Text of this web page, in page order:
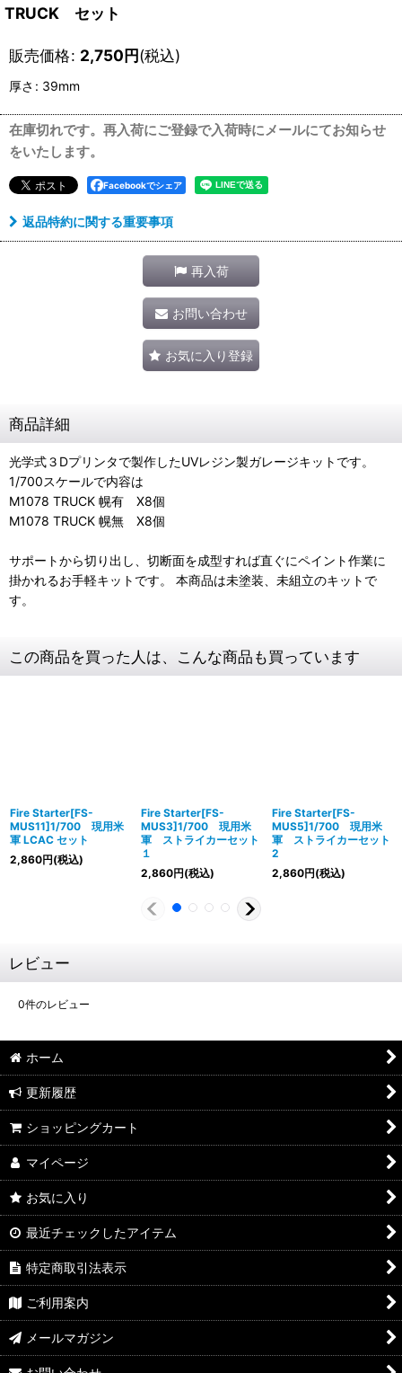
TRUCK セット
販売価格: 2,750円(税込)
厚さ : 39mm
在庫切れです。再入荷にご登録で入荷時にメールにてお知らせ
をいたします。
Facebookでシェア
返品特約に関する重要事項
再入荷
お問い合わせ
お気に入り登録
商品詳細
光学式３Dプリンタで製作したUVレジン製ガレージキットです。
1/700スケールで内容は
M1078 TRUCK 幌有 X8個
M1078 TRUCK 幌無 X8個
サポートから切り出し、切断面を成型すれば直ぐにペイント作業に
掛かれるお手軽キットです。 本商品は未塗装、未組立のキットで
す。
この商品を買った人は、こんな商品も買っています
Fire Starter[FS-
MUS11]1/700 現用米
軍 LCAC セット
2,860円(税込)
Fire Starter[FS-
MUS3]1/700 現用米
軍 ストライカーセット
１
2,860円(税込)
Fire Starter[FS-
MUS5]1/700 現用米
軍 ストライカーセット
2
2,860円(税込)
レビュー
0件のレビュー
ホーム
更新履歴
ショッピングカート
マイページ
お気に入り
最近チェックしたアイテム
特定商取引法表示
ご利用案内
メールマガジン